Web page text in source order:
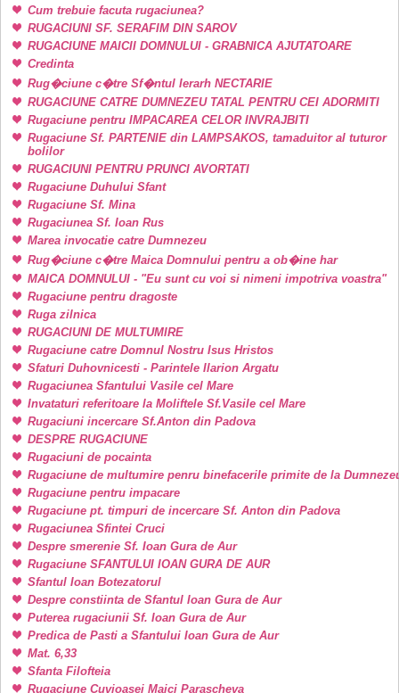
Cum trebuie facuta rugaciunea?
RUGACIUNI SF. SERAFIM DIN SAROV
RUGACIUNE MAICII DOMNULUI - GRABNICA AJUTATOARE
Credinta
Rug�ciune c�tre Sf�ntul Ierarh NECTARIE
RUGACIUNE CATRE DUMNEZEU TATAL PENTRU CEI ADORMITI
Rugaciune pentru IMPACAREA CELOR INVRAJBITI
Rugaciune Sf. PARTENIE din LAMPSAKOS, tamaduitor al tuturor
bolilor
RUGACIUNI PENTRU PRUNCI AVORTATI
Rugaciune Duhului Sfant
Rugaciune Sf. Mina
Rugaciunea Sf. Ioan Rus
Marea invocatie catre Dumnezeu
Rug�ciune c�tre Maica Domnului pentru a ob�ine har
MAICA DOMNULUI - "Eu sunt cu voi si nimeni impotriva voastra"
Rugaciune pentru dragoste
Ruga zilnica
RUGACIUNI DE MULTUMIRE
Rugaciune catre Domnul Nostru Isus Hristos
Sfaturi Duhovnicesti - Parintele Ilarion Argatu
Rugaciunea Sfantului Vasile cel Mare
Invataturi referitoare la Moliftele Sf.Vasile cel Mare
Rugaciuni incercare Sf.Anton din Padova
DESPRE RUGACIUNE
Rugaciuni de pocainta
Rugaciune de multumire penru binefacerile primite de la
Rugaciune pentru impacare
Rugaciune pt. timpuri de incercare Sf. Anton din Padova
Rugaciunea Sfintei Cruci
Despre smerenie Sf. Ioan Gura de Aur
Rugaciune SFANTULUI IOAN GURA DE AUR
Sfantul Ioan Botezatorul
Despre constiinta de Sfantul Ioan Gura de Aur
Puterea rugaciunii Sf. Ioan Gura de Aur
Predica de Pasti a Sfantului Ioan Gura de Aur
Mat. 6,33
Sfanta Filofteia
Rugaciune Cuvioasei Maici Parascheva